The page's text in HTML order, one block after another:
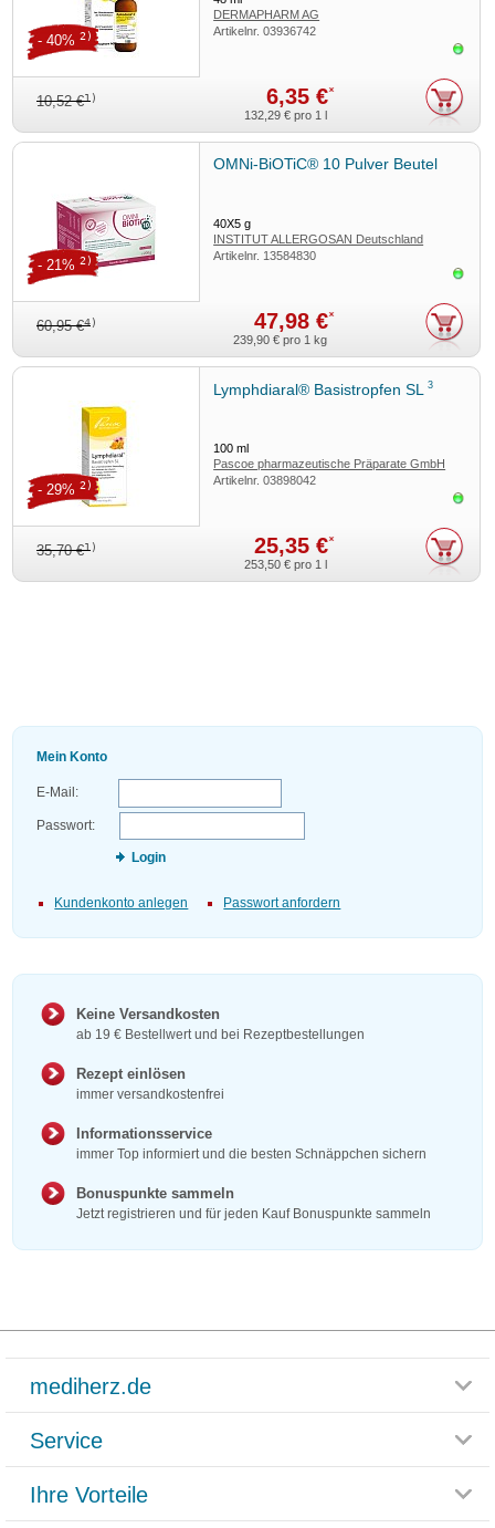
DERMAPHARM AG
Artikelnr.03936742
10,52 €1) 6,35 €*
- 40% 2)
132,29 € pro 1 l
OMNi-BiOTiC® 10 Pulver Beutel
40X5g
INSTITUT ALLERGOSAN Deutschland
(privat) GmbH
Artikelnr. 13584830
60,95 €4) 47,98 €*
- 21% 2)
239,90 € pro 1 kg
Lymphdiaral® Basistropfen SL3
100ml
Pascoe pharmazeutische Präparate GmbH
Artikelnr.03898042
35,70 €1) 25,35 €*
- 29% 2)
253,50 € pro 1 l
Mein Konto
E-Mail:
Passwort:
Login
Kundenkonto anlegen Passwort anfordern
Keine Versandkosten
ab 19 € Bestellwert und bei Rezeptbestellungen
Rezept einlösen
immer versandkostenfrei
Informationsservice
immer Top informiert und die besten Schnäppchen sichern
Bonuspunkte sammeln
Jetzt registrieren und für jeden Kauf Bonuspunkte sammeln
mediherz.de
Glossar
Häufig gestellte Fragen
Service
Rücksendemöglichkeit
Ihre Vorteile